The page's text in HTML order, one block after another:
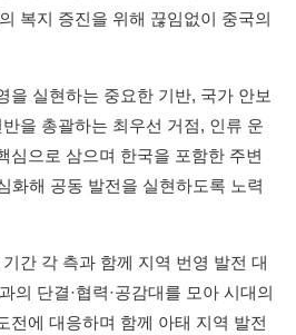
복지 증진을 위해 끊임없이 중국의
을 실현하는 중요한 기반, 국가 안보
을 총괄하는 최우선 거점, 인류 운
심으로 삼으며 한국을 포함한 주변
화해 공동 발전을 실현하도록 노력
간 각 측과 함께 지역 번영 발전 대
의 단결·협력·공감대를 모아 시대의
전에 대응하며 함께 아태 지역 발전